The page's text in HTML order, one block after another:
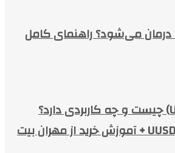
آیا دیابت نوع ۲ درمان می‌شود؟ راهنمای کامل
یوتوپیا (Utopia) چیست و چه کاربردی دارد؟